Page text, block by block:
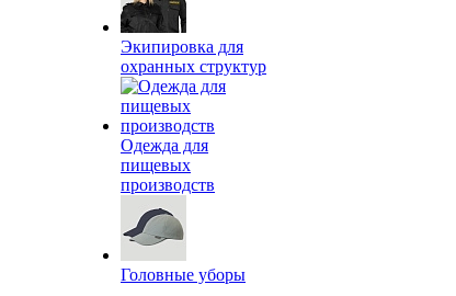
Экипировка для
охранных структур
Одежда для
пищевых
производств
Головные уборы